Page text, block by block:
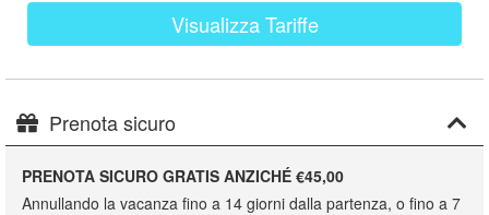
Visualizza Tariffe
Prenota sicuro
PRENOTA SICURO GRATIS ANZICHÉ €45,00
Annullando la vacanza fino a 14 giorni dalla partenza, o fino a 7